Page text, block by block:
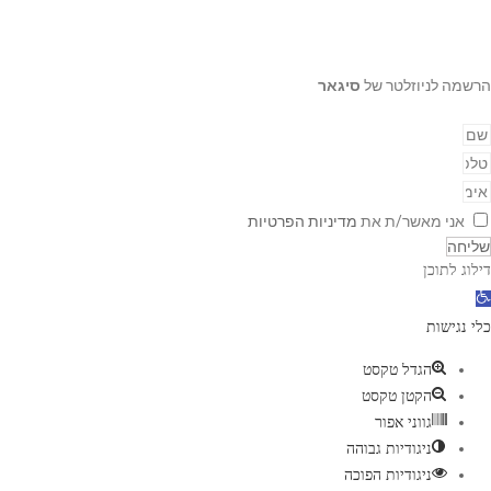
הרשמה לניוזלטר של סיגאר
אני מאשר/ת את מדיניות הפרטיות
שליחה
דילוג לתוכן
פ
ת
כלי נגישות
הגדל טקסט
הקטן טקסט
גווני אפור
ניגודיות גבוהה
ניגודיות הפוכה